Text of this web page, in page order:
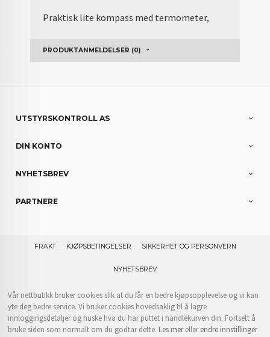
Praktisk lite kompass med termometer,
PRODUKTANMELDELSER (0)
UTSTYRSKONTROLL AS
DIN KONTO
NYHETSBREV
PARTNERE
FRAKT KJØPSBETINGELSER SIKKERHET OG PERSONVERN
NYHETSBREV
Vår nettbutikk bruker cookies slik at du får en bedre kjøpsopplevelse og vi kan
yte deg bedre service. Vi bruker cookies hovedsaklig til å lagre
innloggingsdetaljer og huske hva du har puttet i handlekurven din. Fortsett å
bruke siden som normalt om du godtar dette. Les merellerendre innstillinger